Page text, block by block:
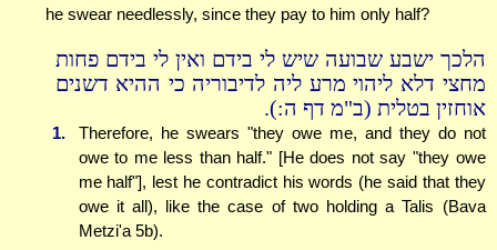
he swear needlessly, since they pay to him only half?
הלכך ישבע שבועה שיש לי בידם ואין לי בידם פחות
מחצי דלא ליהוי מרע ליה לדיבוריה כי ההיא דשנים
אוחזין בטלית (ב"מ דף ה:).
1.
Therefore, he swears "they owe me, and they do not
owe to me less than half." [He does not say "they owe
me half"], lest he contradict his words (he said that they
owe it all), like the case of two holding a Talis (Bava
Metzi'a 5b).